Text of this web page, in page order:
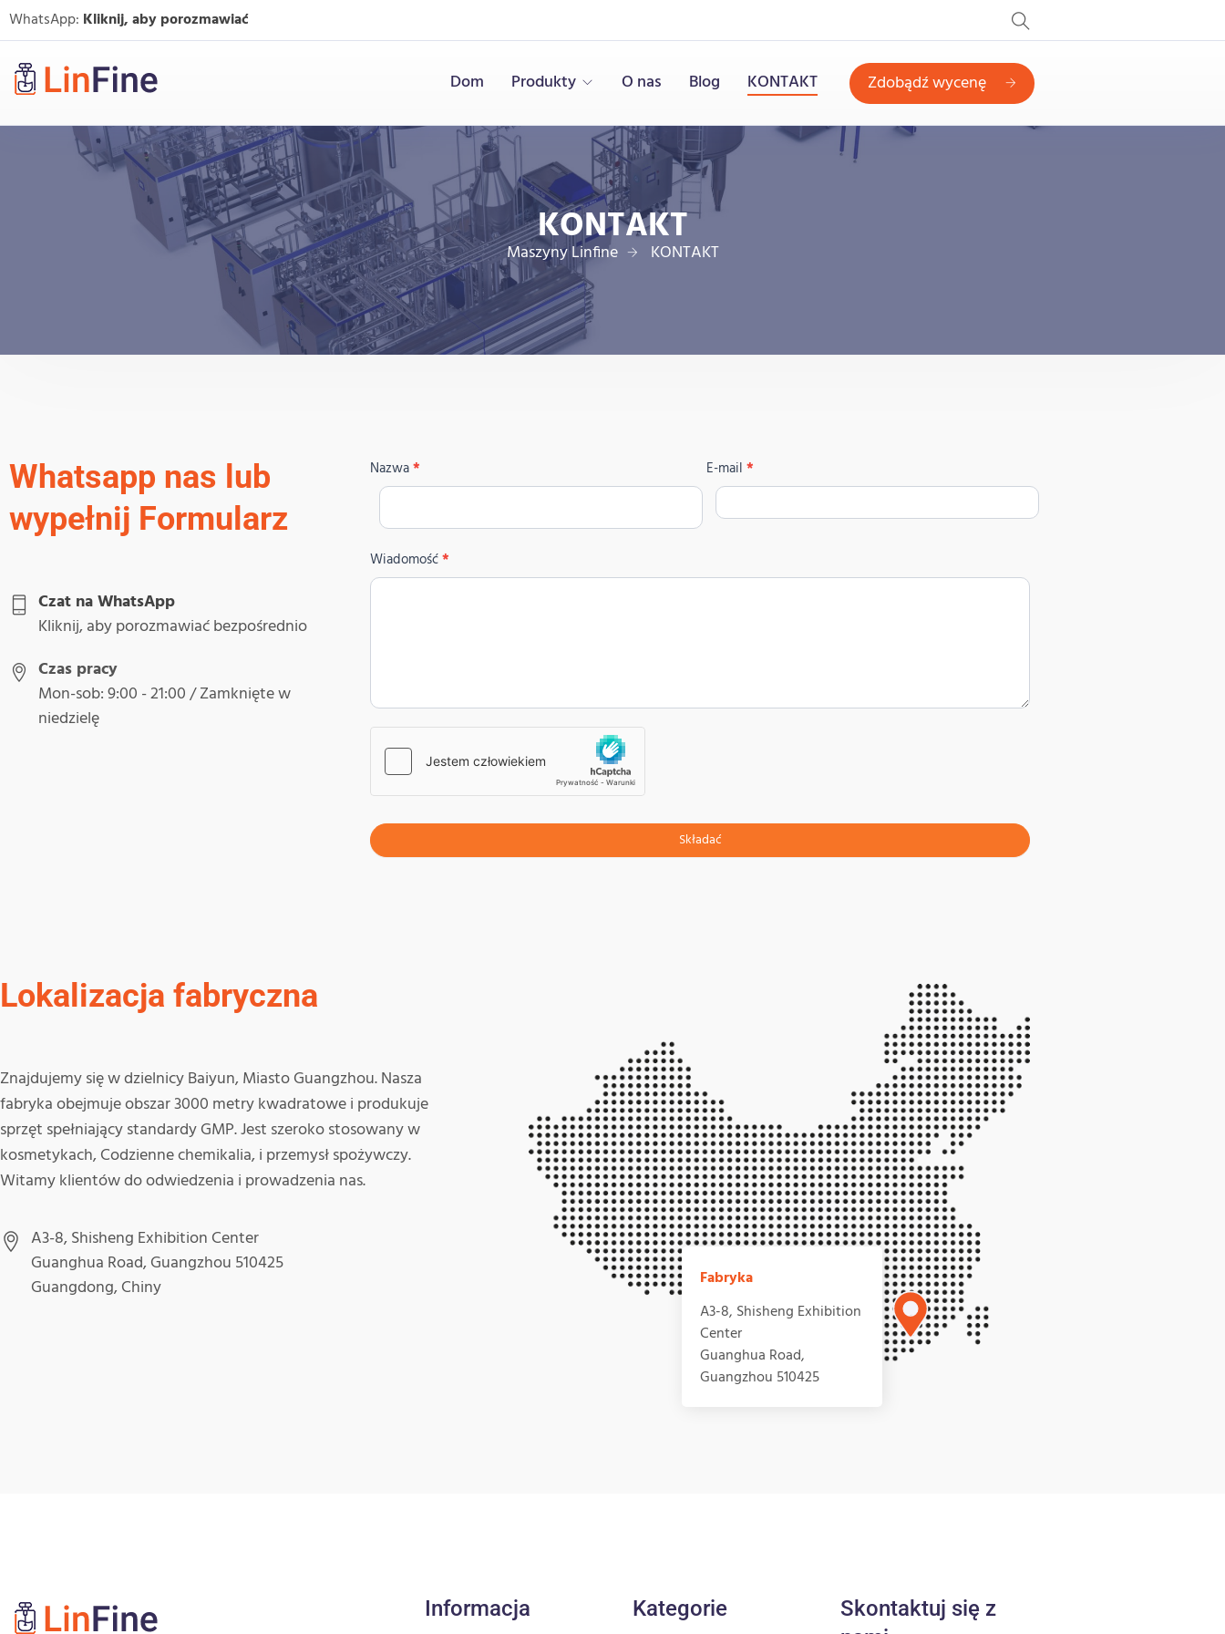
WhatsApp: Kliknij, aby porozmawiać
Dom Produkty O nas Blog KONTAKT Zdobądź wycenę
KONTAKT
Maszyny Linfine KONTAKT
Whatsapp nas lub
wypełnij Formularz
Czat na WhatsApp
Kliknij, aby porozmawiać bezpośrednio
Czas pracy
Mon-sob: 9:00 - 21:00 / Zamknięte w
niedzielę
Skontaktuj
się z nami
Nazwa* E-mail*
Wiadomość*
Składać
Lokalizacja fabryczna
Znajdujemy się w dzielnicy Baiyun, Miasto Guangzhou. Nasza
fabryka obejmuje obszar 3000 metry kwadratowe i produkuje
sprzęt spełniający standardy GMP. Jest szeroko stosowany w
kosmetykach, Codzienne chemikalia, i przemysł spożywczy.
Witamy klientów do odwiedzenia i prowadzenia nas.
A3-8, Shisheng Exhibition Center
Guanghua Road, Guangzhou 510425
Guangdong, Chiny
Fabryka
A3-8, Shisheng Exhibition
Center
Guanghua Road,
Guangzhou 510425
Informacja Kategorie
Skontaktuj się z